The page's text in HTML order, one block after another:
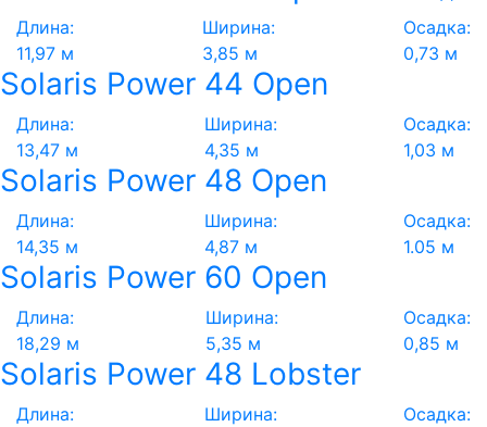
Длина:
11,97 м
Ширина:
3,85 м
Осадка:
0,73 м
Solaris Power 44 Open
Длина:
13,47 м
Ширина:
4,35 м
Осадка:
1,03 м
Solaris Power 48 Open
Длина:
14,35 м
Ширина:
4,87 м
Осадка:
1.05 м
Solaris Power 60 Open
Длина:
18,29 м
Ширина:
5,35 м
Осадка:
0,85 м
Solaris Power 48 Lobster
Длина:
Ширина:
Осадка: